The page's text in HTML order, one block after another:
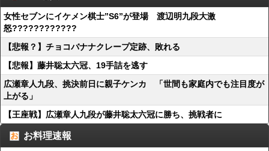
女性セブンにイケメン棋士”S6”が登場 渡辺明九段大激
怒????????????
【悲報？】チョコバナナクレープ定跡、敗れる
【悲報】藤井聡太六冠、19手詰を逃す
広瀬章人九段、挑決前日に親子ケンカ 「世間も家庭内でも注目度が
上がる」
【王座戦】広瀬章人九段が藤井聡太六冠に勝ち、挑戦者に
お料理速報